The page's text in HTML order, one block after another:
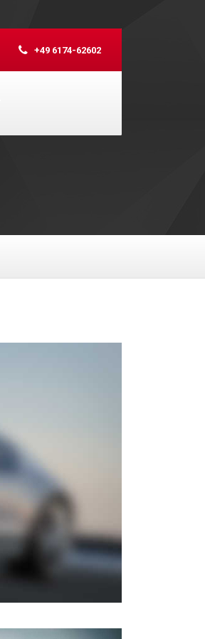
+49 6174-62602